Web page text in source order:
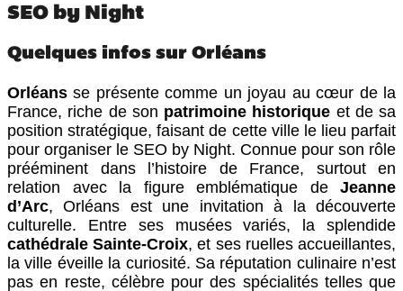
SEO by Night
Quelques infos sur Orléans
Orléans se présente comme un joyau au cœur de la
France, riche de son patrimoine historique et de sa
position stratégique, faisant de cette ville le lieu parfait
pour organiser le SEO by Night. Connue pour son rôle
prééminent dans l’histoire de France, surtout en
relation avec la figure emblématique de Jeanne
d’Arc, Orléans est une invitation à la découverte
culturelle. Entre ses musées variés, la splendide
cathédrale Sainte-Croix, et ses ruelles accueillantes,
la ville éveille la curiosité. Sa réputation culinaire n’est
pas en reste, célèbre pour des spécialités telles que